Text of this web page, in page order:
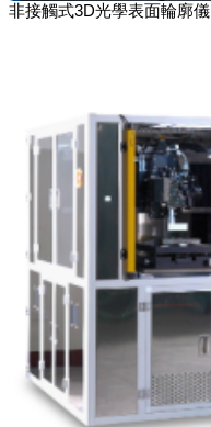
非接觸式3D光學表面輪廓儀